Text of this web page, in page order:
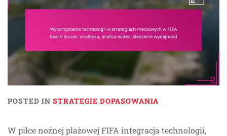
POSTED IN STRATEGIE DOPASOWANIA
W piłce nożnej plażowej FIFA integracja technologii,